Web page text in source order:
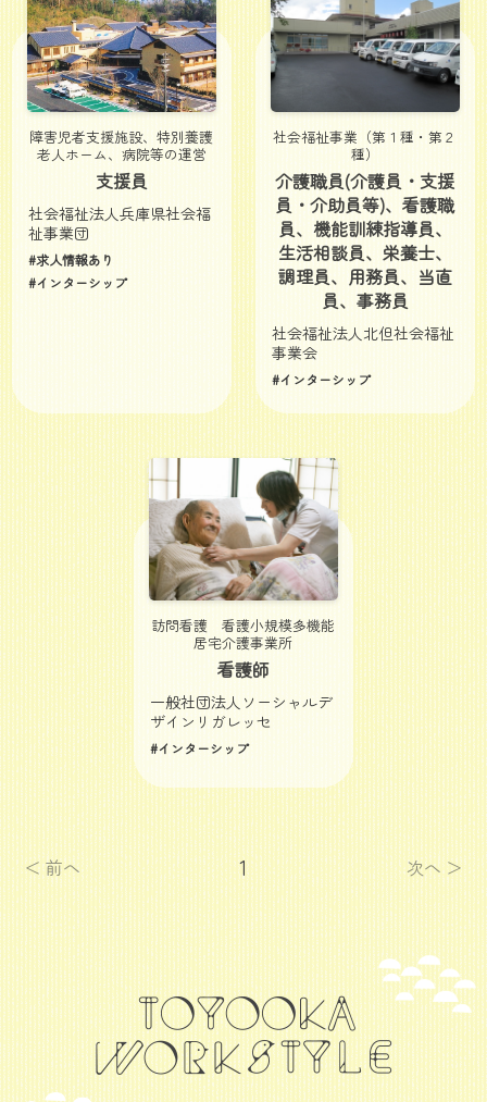
障害児者支援施設、特別養護
老人ホーム、病院等の運営
支援員
社会福祉法人兵庫県社会福
祉事業団
#求人情報あり
#インターシップ
社会福祉事業（第１種・第２
種）
介護職員(介護員・支援
員・介助員等)、看護職
員、機能訓練指導員、
生活相談員、栄養士、
調理員、用務員、当直
員、事務員
社会福祉法人北但社会福祉
事業会
#インターシップ
訪問看護 看護小規模多機能
居宅介護事業所
看護師
一般社団法人ソーシャルデ
ザインリガレッセ
#インターシップ
＜ 前へ 1 次へ ＞